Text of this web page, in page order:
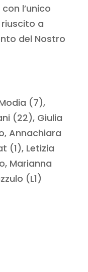
l’unico
a
del Nostro
(7),
(22), Giulia
Annachiara
(1), Letizia
Marianna
(L1)